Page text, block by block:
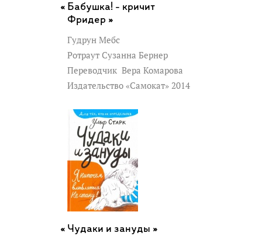
Бабушка! - кричит
Фридер »
Гудрун Мебс
Ротраут Сузанна Бернер
Переводчик Вера Комарова
Издательство «Самокат» 2014
Чудаки и зануды »